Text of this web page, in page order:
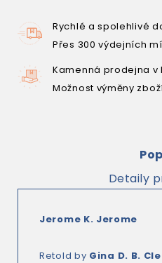
Rychlé a spolehlivé
Přes 300 výdejních
Kamenná prodejna v
Možnost výměny
Detaily
Jerome K. Jerome
Retold by Gina D. B.